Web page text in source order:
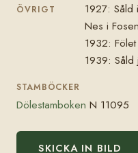
ÖVRIGT
1927: Såld
Nes i
1932:
1939: Såld
STAMBÖCKER
Dölestamboken N 11095
SKICKA IN BILD